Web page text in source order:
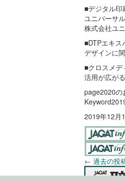
■デジタル印
ユニバーサ
株式会社ユ
■DTPエキス
デザインに
■クロスメデ
活用が広が
page2020の
2019年12
← 過去の投